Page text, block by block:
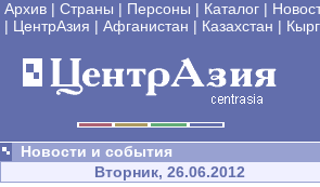
Архив | Страны | Персоны | Каталог |
| ЦентрАзия | Афганистан | Казахстан |
Новости и события
Вторник, 26.06.2012